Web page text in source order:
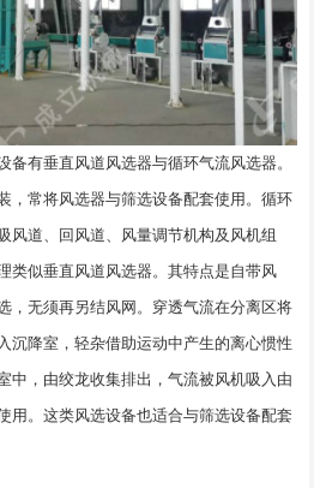
有垂直风道风选器与循环气流风选器。
，常将风选器与筛选设备配套使用。循环
风道、回风道、风量调节机构及风机组
类似垂直风道风选器。其特点是自带风
，无须再另结风网。穿透气流在分离区将
沉降室，轻杂借助运动中产生的离心惯性
中，由绞龙收集排出，气流被风机吸入由
用。这类风选设备也适合与筛选设备配套